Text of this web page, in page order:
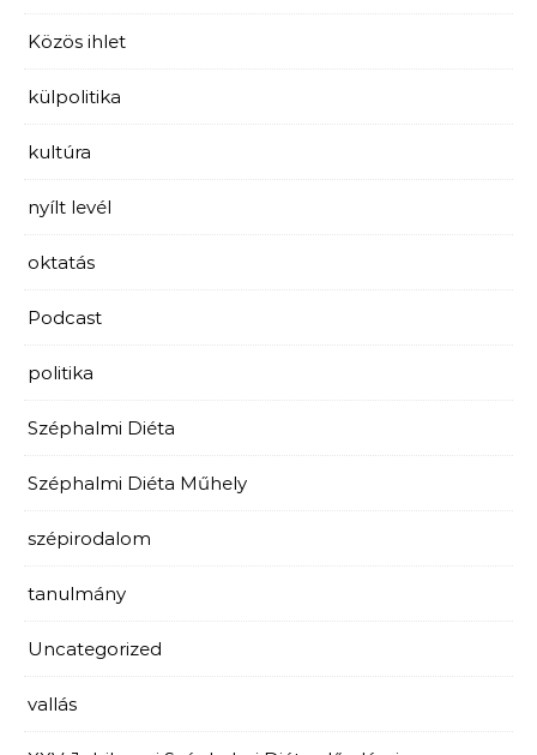
Közös ihlet
külpolitika
kultúra
nyílt levél
oktatás
Podcast
politika
Széphalmi Diéta
Széphalmi Diéta Műhely
szépirodalom
tanulmány
Uncategorized
vallás